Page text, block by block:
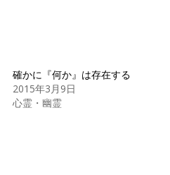
確かに『何か』は存在する
2015年3月9日
心霊・幽霊